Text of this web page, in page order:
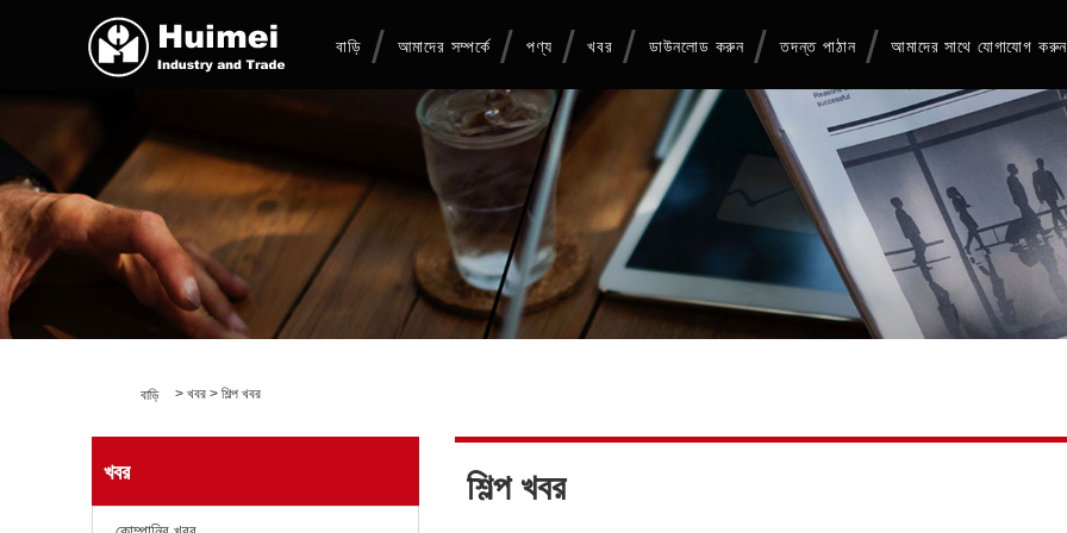
বাড়ি আমাদের সম্পর্কে পণ্য খবর ডাউনলোড করুন তদন্ত পাঠান আমাদের সাথে যোগাযোগ করুন
বাড়ি > খবর > শিল্প খবর
খবর শিল্প খবর